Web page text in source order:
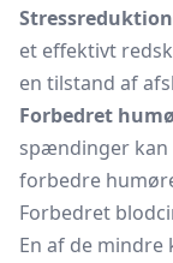
et effektivt
en tilstand af
Forbedret
spændinger kan
forbedre
Forbedret
En af de